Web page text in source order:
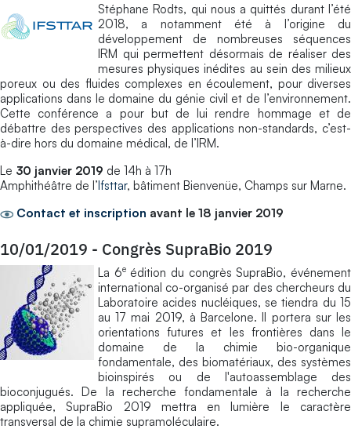
Stéphane Rodts, qui nous a quittés durant l’été
2018, a notamment été à l’origine du
développement de nombreuses séquences
IRM qui permettent désormais de réaliser des
mesures physiques inédites au sein des milieux
poreux ou des fluides complexes en écoulement, pour diverses
applications dans le domaine du génie civil et de l’environnement.
Cette conférence a pour but de lui rendre hommage et de
débattre des perspectives des applications non-standards, c’est-
à-dire hors du domaine médical, de l’IRM.
Le 30 janvier 2019 de 14h à 17h
Amphithéâtre de l’Ifsttar, bâtiment Bienvenüe, Champs sur Marne.
Contact et inscription avant le 18 janvier 2019
10/01/2019 - Congrès SupraBio 2019
La 6eédition du congrès SupraBio, événement
international co-organisé par des chercheurs du
Laboratoire acides nucléiques, se tiendra du 15
au 17 mai 2019, à Barcelone. Il portera sur les
orientations futures et les frontières dans le
domaine de la chimie bio-organique
fondamentale, des biomatériaux, des systèmes
bioinspirés ou de l'autoassemblage des
bioconjugués. De la recherche fondamentale à la recherche
appliquée, SupraBio 2019 mettra en lumière le caractère
transversal de la chimie supramoléculaire.